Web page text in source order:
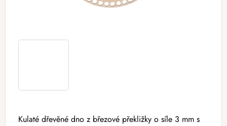
Kulaté dřevěné dno z březové překližky o síle 3 mm s